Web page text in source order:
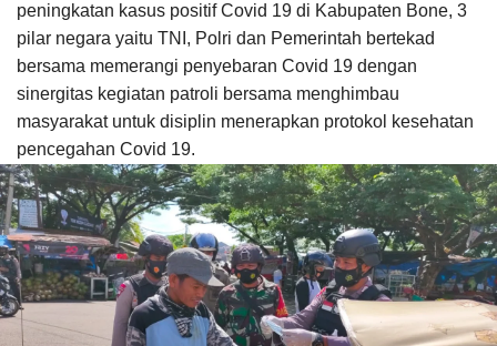
peningkatan kasus positif Covid 19 di Kabupaten Bone, 3
pilar negara yaitu TNI, Polri dan Pemerintah bertekad
bersama memerangi penyebaran Covid 19 dengan
sinergitas kegiatan patroli bersama menghimbau
masyarakat untuk disiplin menerapkan protokol kesehatan
pencegahan Covid 19.